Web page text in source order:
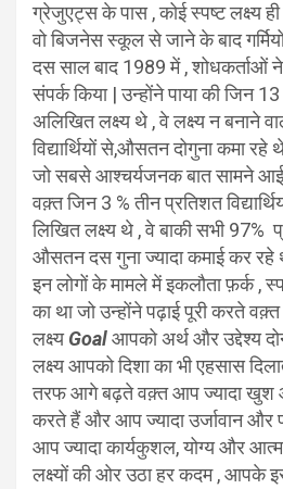
ग्रेजुएट्स के पास , कोई स्पष्ट लक्ष्य
वो बिजनेस स्कूल से जाने के बाद
दस साल बाद 1989 में , शोधकर्ताओं ने
संपर्क किया | उन्होंने पाया की जिन
अलिखित लक्ष्य थे , वे लक्ष्य न बनाने
विद्यार्थियों से,औसतन दोगुना कमा
जो सबसे आश्चर्यजनक बात सामने आई
वक़्त जिन 3 % तीन प्रतिशत
लिखित लक्ष्य थे , वे बाकी सभी
औसतन दस गुना ज्यादा कमाई कर रहे
इन लोगों के मामले में इकलौता फ़र्क ,
का था जो उन्होंने पढ़ाई पूरी करते
लक्ष्यGoalआपको अर्थ और उद्देश्य
लक्ष्य आपको दिशा का भी एहसास
तरफ आगे बढ़ते वक़्त आप ज्यादा खुश
करते हैं और आप ज्यादा उर्जावान और
आप ज्यादा कार्यकुशल, योग्य और
लक्ष्यों की ओर उठा हर कदम , आपके